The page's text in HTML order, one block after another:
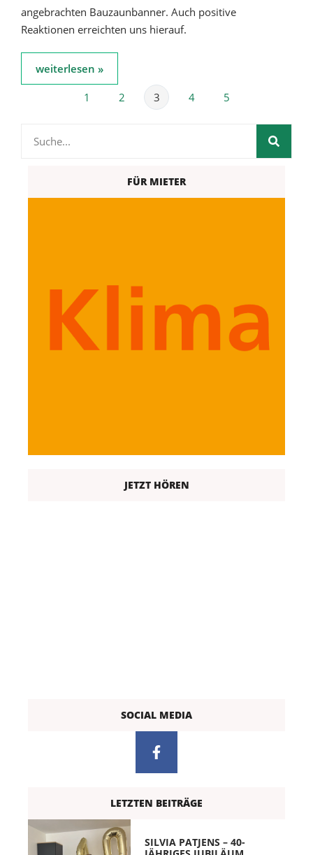
angebrachten Bauzaunbanner. Auch positive
Reaktionen erreichten uns hierauf.
weiterlesen »
1 2 3 4 5
FÜR MIETER
JETZT HÖREN
SOCIAL MEDIA
LETZTEN BEITRÄGE
SILVIA PATJENS – 40-